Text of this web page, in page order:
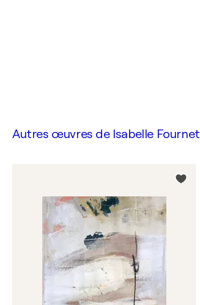
Autres œuvres de Isabelle Fournet